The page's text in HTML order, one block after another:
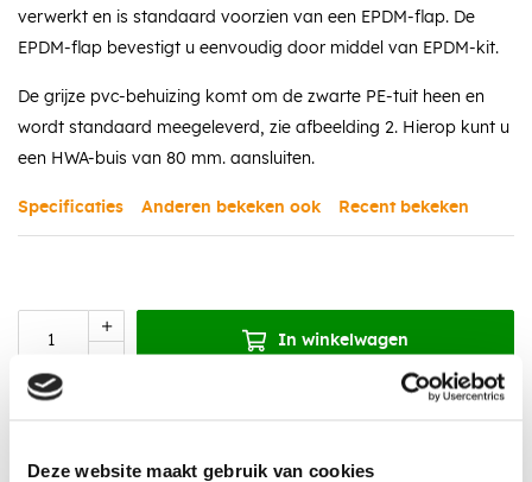
Deze website maakt gebruik van cookies
verwerkt en is standaard voorzien van een EPDM-flap. De
EPDM-flap bevestigt u eenvoudig door middel van EPDM-kit.
De grijze pvc-behuizing komt om de zwarte PE-tuit heen en
wordt standaard meegeleverd, zie afbeelding 2. Hierop kunt u
een HWA-buis van 80 mm. aansluiten.
Specificaties Anderen bekeken ook Recent bekeken
In winkelwagen
Aanbevolen accessoires